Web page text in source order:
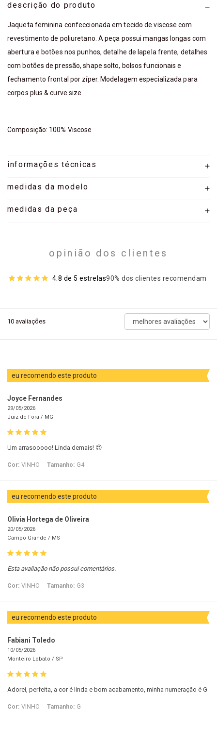
descrição do produto
Jaqueta feminina confeccionada em tecido de viscose com
revestimento de poliuretano. A peça possui mangas longas com
abertura e botões nos punhos, detalhe de lapela frente, detalhes
com botões de pressão, shape solto, bolsos funcionais e
fechamento frontal por zíper. Modelagem especializada para
corpos plus & curve size.
Composição: 100% Viscose
informações técnicas
medidas da modelo
medidas da peça
opinião dos clientes
4.8 de 5 estrelas90% dos clientes recomendam
10 avaliações
ordenar
avaliações
eu recomendo este produto
Joyce Fernandes
29/05/2026
Juiz de Fora / MG
Um arrasooooo! Linda demais! 😍
Cor: VINHO Tamanho: G4
eu recomendo este produto
Olivia Hortega de Oliveira
20/05/2026
Campo Grande / MS
Esta avaliação não possui comentários.
Cor: VINHO Tamanho: G3
eu recomendo este produto
Fabiani Toledo
10/05/2026
Monteiro Lobato / SP
Adorei, perfeita, a cor é linda e bom acabamento, minha numeração é G
Cor: VINHO Tamanho: G